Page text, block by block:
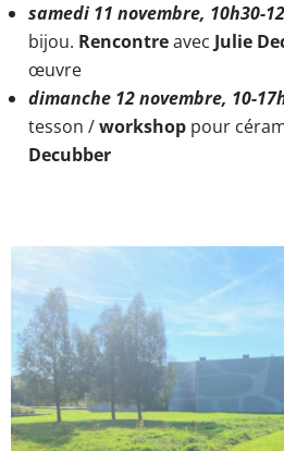
samedi 11 novembre, 10h30-
bijou. Rencontreavec Julie
œuvre
dimanche 12 novembre, 10-
tesson /workshop pour
Decubber